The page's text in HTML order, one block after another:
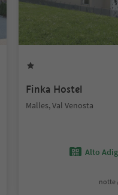
Finka Hostel
Malles, Val Venosta
Alto
notte